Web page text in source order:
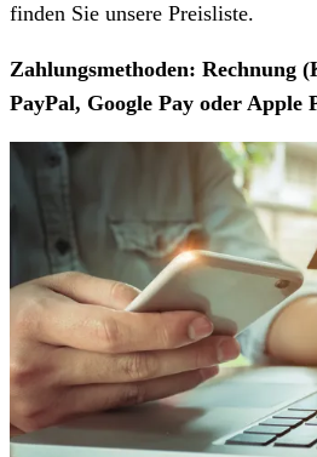
finden Sie unsere Preisliste.
Zahlungsmethoden: Rechnung
PayPal, Google Pay oder Apple